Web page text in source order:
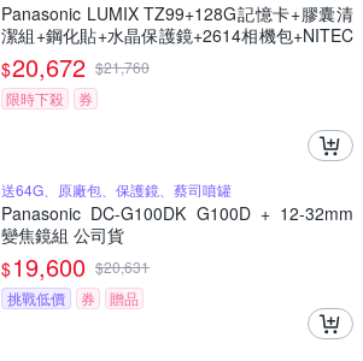
Panasonic LUMIX TZ99+128G記憶卡+膠囊清
潔組+鋼化貼+水晶保護鏡+2614相機包+NITEC
ORE BB nano 迷你電動氣吹(公司貨)
$20,672 $21,760
限時下殺
券
送64G、原廠包、保護鏡、蔡司噴罐
Panasonic DC-G100DK G100D + 12-32mm
變焦鏡組 公司貨
$19,600 $20,631
挑戰低價
券 贈品